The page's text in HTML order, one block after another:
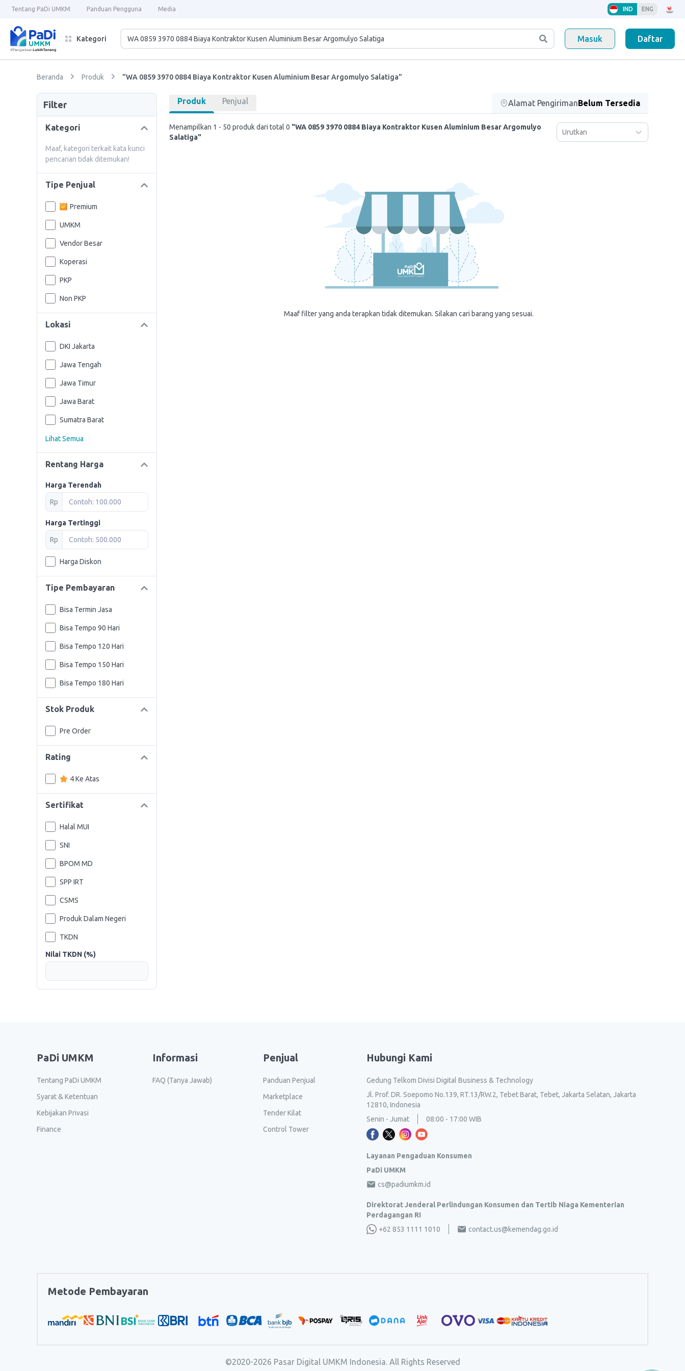
Tentang PaDi UMKM Panduan Pengguna Media IND ENG
Kategori Masuk Daftar
Beranda Produk "WA 0859 3970 0884 Biaya Kontraktor Kusen Aluminium Besar Argomulyo Salatiga"
Filter
Kategori
Maaf, kategori terkait kata kunci
pencarian tidak ditemukan!
Tipe Penjual
Premium
UMKM
Vendor Besar
Koperasi
PKP
Non PKP
Lokasi
DKI Jakarta
Jawa Tengah
Jawa Timur
Jawa Barat
Sumatra Barat
Lihat Semua
Rentang Harga
Harga Terendah
Rp
Harga Tertinggi
Rp
Harga Diskon
Tipe Pembayaran
Bisa Termin Jasa
Bisa Tempo 90 Hari
Bisa Tempo 120 Hari
Bisa Tempo 150 Hari
Bisa Tempo 180 Hari
Stok Produk
Pre Order
Rating
4 Ke Atas
Sertifikat
Halal MUI
SNI
BPOM MD
SPP IRT
CSMS
Produk Dalam Negeri
TKDN
Nilai TKDN (%)
Produk Penjual Alamat PengirimanBelum Tersedia
Menampilkan 1 - 50 produk dari total 0 "WA 0859 3970 0884 Biaya Kontraktor Kusen Aluminium Besar Argomulyo
Salatiga"
Urutkan
Maaf filter yang anda terapkan tidak ditemukan. Silakan cari barang yang sesuai.
PaDi UMKM
Tentang PaDi UMKM
Syarat & Ketentuan
Kebijakan Privasi
Finance
Informasi
FAQ (Tanya Jawab)
Penjual
Panduan Penjual
Marketplace
Tender Kilat
Control Tower
Hubungi Kami
Gedung Telkom Divisi Digital Business & Technology
Jl. Prof. DR. Soepomo No.139, RT.13/RW.2, Tebet Barat, Tebet, Jakarta Selatan, Jakarta
12810, Indonesia
Senin - Jumat
08:00 - 17:00 WIB
Layanan Pengaduan Konsumen
PaDi UMKM
cs@padiumkm.id
Direktorat Jenderal Perlindungan Konsumen dan Tertib Niaga Kementerian
Perdagangan RI
+62 853 1111 1010
contact.us@kemendag.go.id
Metode Pembayaran
©2020-2026 Pasar Digital UMKM Indonesia. All Rights Reserved